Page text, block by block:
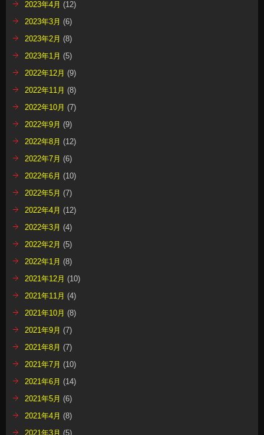
2023年4月 (12)
2023年3月 (6)
2023年2月 (8)
2023年1月 (5)
2022年12月 (9)
2022年11月 (8)
2022年10月 (7)
2022年9月 (9)
2022年8月 (12)
2022年7月 (6)
2022年6月 (10)
2022年5月 (7)
2022年4月 (12)
2022年3月 (4)
2022年2月 (5)
2022年1月 (8)
2021年12月 (10)
2021年11月 (4)
2021年10月 (8)
2021年9月 (7)
2021年8月 (7)
2021年7月 (10)
2021年6月 (14)
2021年5月 (6)
2021年4月 (8)
2021年3月 (5)